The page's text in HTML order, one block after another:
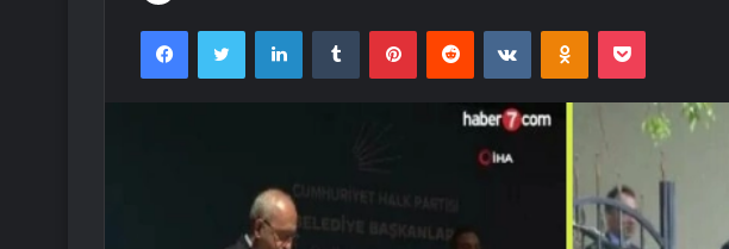
FacebookTwitter LinkedInTumblr PinterestReddit VKontakteOdnoklassniki
Pocket